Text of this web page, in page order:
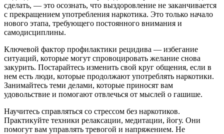
сделать, — это осознать, что выздоровление не заканчивается
с прекращением употребления наркотика. Это только начало
нового этапа, требующего постоянного внимания и
самодисциплины.
Ключевой фактор профилактики рецидива — избегание
ситуаций, которые могут спровоцировать желание снова
закурить. Постарайтесь изменить свой круг общения, если в
нем есть люди, которые продолжают употреблять наркотики.
Занимайтесь теми делами, которые приносят вам
удовольствие и помогают отвлечься от мыслей о гашише.
Научитесь справляться со стрессом без наркотиков.
Практикуйте техники релаксации, медитации, йогу. Они
помогут вам управлять тревогой и напряжением. Не